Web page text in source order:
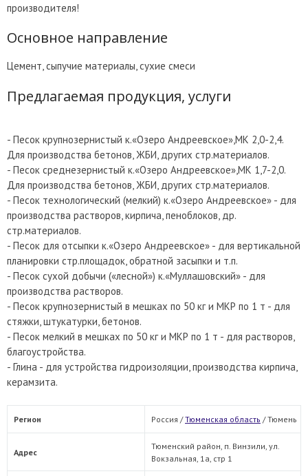
производителя!
Основное направление
Цемент, сыпучие материалы, сухие смеси
Предлагаемая продукция, услуги
- Песок крупнозернистый к.«Озеро Андреевское»,МК 2,0-2,4.
Для производства бетонов, ЖБИ, других стр.материалов.
- Песок среднезернистый к.«Озеро Андреевское»,МК 1,7-2,0.
Для производства бетонов, ЖБИ, других стр.материалов.
- Песок технологический (мелкий) к.«Озеро Андреевское» - для
производства растворов, кирпича, пеноблоков, др.
стр.материалов.
- Песок для отсыпки к.«Озеро Андреевское» - для вертикальной
планировки стр.площадок, обратной засыпки и т.п.
- Песок сухой добычи («лесной») к.«Муллашовский» - для
производства растворов.
- Песок крупнозернистый в мешках по 50 кг и МКР по 1 т - для
стяжки, штукатурки, бетонов.
- Песок мелкий в мешках по 50 кг и МКР по 1 т - для растворов,
благоустройства.
- Глина - для устройства гидроизоляции, производства кирпича,
керамзита.
Регион Россия /Тюменская область /Тюмень
Адрес
Тюменский район, п. Винзили, ул.
Вокзальная, 1а, стр 1